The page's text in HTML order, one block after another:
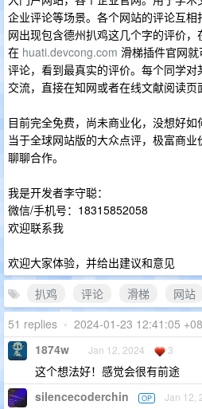
企业评论等场景。各个网站的评论互
网出现包含德州扒鸡这几个字的评价，
在 huati.devcong.com 滑梯插件官网
评论，看到最真实的评价。每个同学
交流，直接在知网或者在线文献阅读页
目前完全免费，尚未商业化，没想好
当于全球网站版的大众点评，极富商
聊聊合作。
我是开发者李守聪：
微信/手机号：18315852058
欢迎联系我
欢迎大家体验，并给出建议和意见
扒鸡
评论 滑梯
网站
51 replies • 2024-01-23 12:41:05
1874w Jan 12, 2024 3
这个想法好！感觉会很有前途
silencecoderchin OP Jan 12,